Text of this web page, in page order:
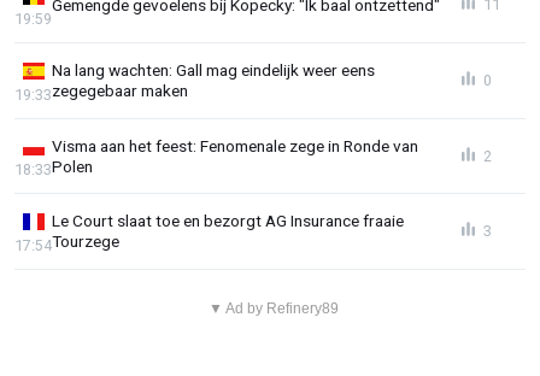
Gemengde gevoelens bij Kopecky: "Ik baal ontzettend"
19:59
11
Na lang wachten: Gall mag eindelijk weer eens
zegegebaar maken
19:33
0
Visma aan het feest: Fenomenale zege in Ronde van
Polen
18:33
2
Le Court slaat toe en bezorgt AG Insurance fraaie
Tourzege
17:54
3
▼ Ad by Refinery89